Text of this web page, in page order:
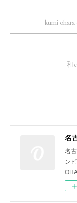
kumi ohara
和
名
ン